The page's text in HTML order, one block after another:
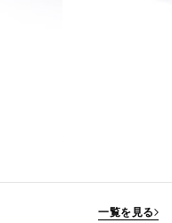
一覧を見る